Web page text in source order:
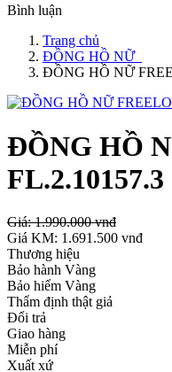
Bình luận
Trang chủ
ĐỒNG HỒ NỮ
ĐỒNG HỒ NỮ
ĐỒNG HỒ
FL.2.10157.3
Giá:1.990.000 vnđ
Giá KM: 1.691.500 vnđ
Thương hiệu
Bảo hành Vàng
Bảo hiểm Vàng
Thẩm định thật giả
Đổi trả
Giao hàng
Miễn phí
Xuất xứ